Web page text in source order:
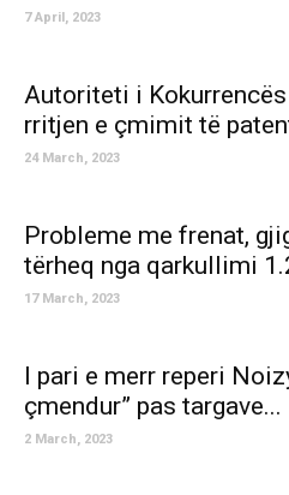
7 April, 2023
Autoriteti i
rritjen e çmimit të
24 March, 2023
Probleme me frenat,
tërheq nga qarkullimi
17 March, 2023
I pari e merr reperi
çmendur” pas targave...
2 March, 2023